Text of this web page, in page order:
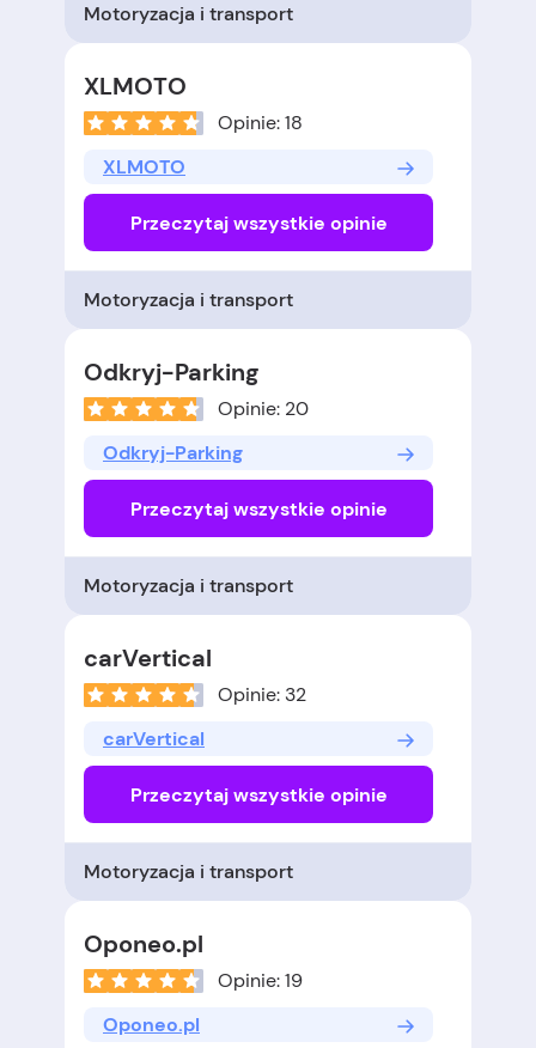
Motoryzacja i transport
XLMOTO
Opinie: 18
XLMOTO
Przeczytaj wszystkie opinie
Motoryzacja i transport
Odkryj-Parking
Opinie: 20
Odkryj-Parking
Przeczytaj wszystkie opinie
Motoryzacja i transport
carVertical
Opinie: 32
carVertical
Przeczytaj wszystkie opinie
Motoryzacja i transport
Oponeo.pl
Opinie: 19
Oponeo.pl